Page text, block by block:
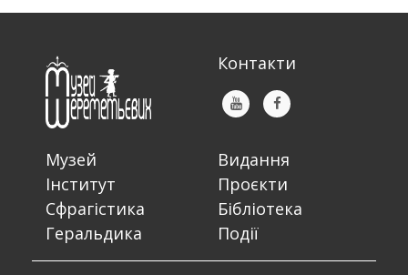
Контакти
Музей
Інститут
Сфрагістика
Геральдика
Видання
Проєкти
Бібліотека
Події